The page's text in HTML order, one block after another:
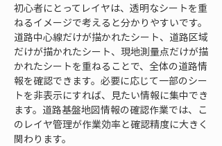
初心者にとってレイヤは、透明なシートを重
ねるイメージで考えると分かりやすいです。
道路中心線だけが描かれたシート、道路区域
だけが描かれたシート、現地測量点だけが描
かれたシートを重ねることで、全体の道路情
報を確認できます。必要に応じて一部のシー
トを非表示にすれば、見たい情報に集中でき
ます。道路基盤地図情報の確認作業では、こ
のレイヤ管理が作業効率と確認精度に大きく
関わります。